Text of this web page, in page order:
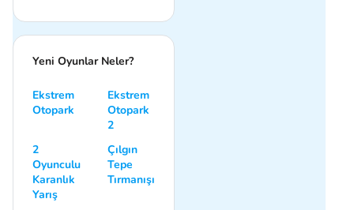
Yeni Oyunlar Neler?
Ekstrem
Otopark
Ekstrem
Otopark
2
2
Oyunculu
Karanlık
Yarış
Çılgın
Tepe
Tırmanışı